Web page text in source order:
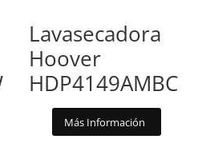
Lavasecadora
Hoover
HDP4149AMBC
Más Información